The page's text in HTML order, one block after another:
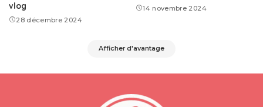
vlog
28 décembre 2024
14 novembre 2024
Afficher d'avantage